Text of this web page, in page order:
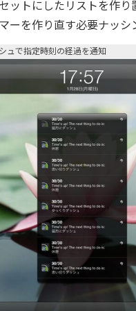
トにしたリストを作
ーを作り直す必要ナッシ
ュで指定時刻の経過を通知